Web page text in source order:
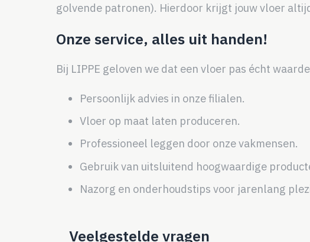
golvende patronen). Hierdoor krijgt jouw vloer
Onze service, alles uit handen!
Bij LIPPE geloven we dat een vloer pas écht
Persoonlijk advies in onze filialen.
Vloer op maat laten produceren.
Professioneel leggen door onze vakmensen.
Gebruik van uitsluitend hoogwaardige
Nazorg en onderhoudstips voor jarenlang
Veelgestelde vragen